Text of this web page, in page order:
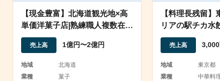
【現金豊富】北海道観光地×高
単価洋菓子店|熟練職人複数在籍
で自走可能|製造余力有
売上高 1億円〜2億円
地域
北海道
業種
菓子
【料理長残留
リアの駅チカ水
業譲渡）
売上高
地域
東京都
業種
中華料